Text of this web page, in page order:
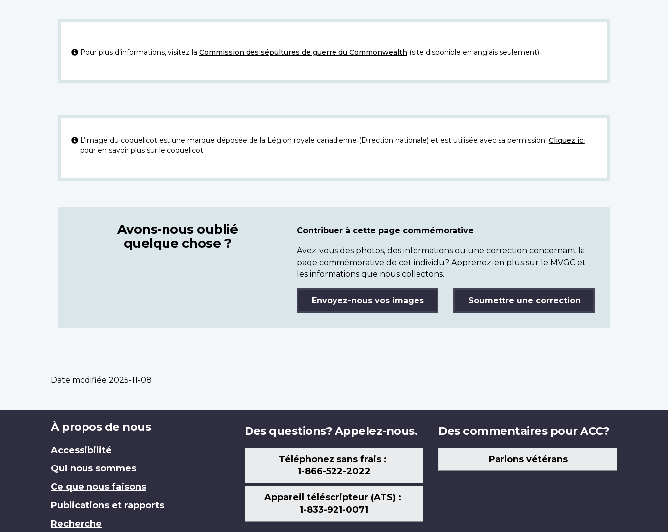
Pour plus d’informations, visitez la Commission des sépultures de guerre du Commonwealth (site disponible en anglais seulement).
L’image du coquelicot est une marque déposée de la Légion royale canadienne (Direction nationale) et est utilisée avec sa permission. Cliquez ici
pour en savoir plus sur le coquelicot.
Avons-nous oublié
quelque chose ?
Contribuer à cette page commémorative
Avez-vous des photos, des informations ou une correction concernant la
page commémorative de cet individu? Apprenez-en plus sur le MVGC et
les informations que nous collectons.
Envoyez-nous vos images Soumettre une correction
Date modifiée 2025-11-08
Brand
À propos de nous
Accessibilité
Qui nous sommes
Ce que nous faisons
Publications et rapports
Recherche
Des questions? Appelez-nous.
Téléphonez sans frais :
1-866-522-2022
Appareil téléscripteur (ATS) :
1-833-921-0071
Des commentaires pour ACC?
Parlons vétérans